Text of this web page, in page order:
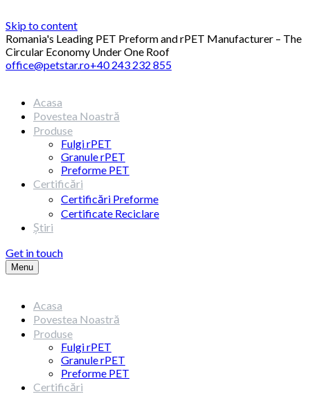
Skip to content
Romania's Leading PET Preform and rPET Manufacturer – The
Circular Economy Under One Roof
office@petstar.ro+40 243 232 855
Acasa
Povestea Noastră
Produse
Fulgi rPET
Granule rPET
Preforme PET
Certificări
Certificări Preforme
Certificate Reciclare
Știri
Get in touch
Menu
Acasa
Povestea Noastră
Produse
Fulgi rPET
Granule rPET
Preforme PET
Certificări